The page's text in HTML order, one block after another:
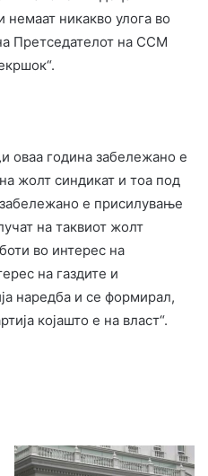
немаат никакво улога во
Претседателот на ССМ
оваа година забележано е
жолт синдикат и тоа под
е присилување
на таквиот жолт
во интерес на
на газдите и
наредба и се формирал,
којашто е на власт“.